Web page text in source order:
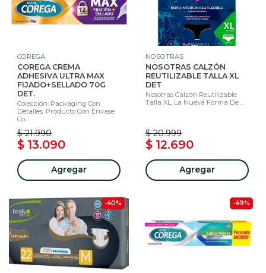
COREGA
COREGA CREMA
ADHESIVA ULTRA MAX
FIJADO+SELLADO 70G
DET.
Colección: Packaging Con
Detalles. Producto Con Envase
Co...
$ 21.990
$ 13.090
Agregar
NOSOTRAS
NOSOTRAS CALZÓN
REUTILIZABLE TALLA XL
DET
Nosotras Calzón Reutilizable
Talla XL, La Nueva Forma De ...
$ 20.999
$ 12.690
Agregar
-40% -49%